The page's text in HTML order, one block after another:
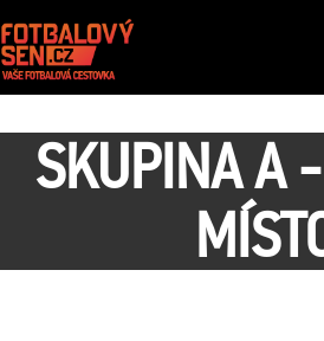
SKUPINA A